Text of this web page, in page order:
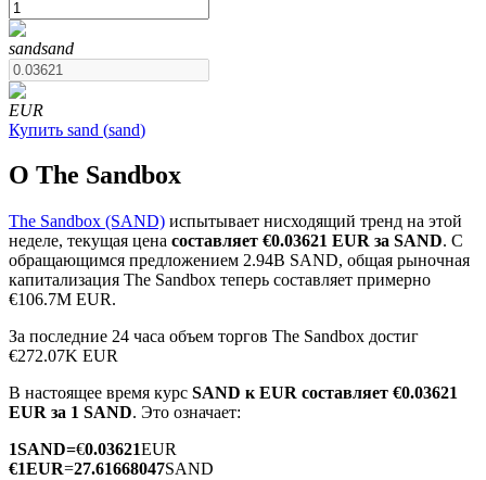
обеспечения
Фьючерсы на COIN-M
Криптовалютные фьючерсы
Деривативы на акции, форекс, драгоценные металлы и
сырьевые товары
sandsand
EUR
Купить sand (sand)
О The Sandbox
The Sandbox (SAND) испытывает нисходящий тренд на этой
неделе, текущая цена составляет €0.03621 EUR за SAND. С
обращающимся предложением 2.94B SAND, общая рыночная
капитализация The Sandbox теперь составляет примерно
€106.7M EUR.
За последние 24 часа объем торгов The Sandbox достиг
€272.07K EUR
В настоящее время курс SAND к EUR составляет €0.03621
EUR за 1 SAND. Это означает:
1SAND=€0.03621EUR
€1EUR=27.61668047SAND